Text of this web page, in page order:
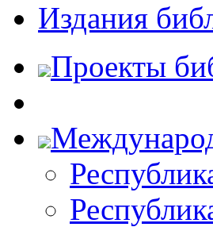
Издания
Проекты